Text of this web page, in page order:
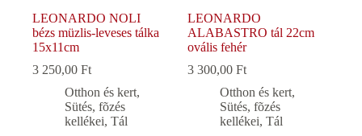
LEONARDO NOLI
bézs müzlis-leveses tálka
15x11cm
3 250,00 Ft
Otthon és kert,
Sütés, fõzés
kellékei, Tál
LEONARDO
ALABASTRO tál 22cm
ovális fehér
3 300,00Ft
Otthon és kert,
Sütés, fõzés
kellékei,Tál